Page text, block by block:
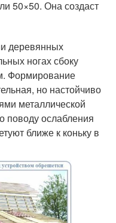
50×50. Она создаст
деревянных
ногах сбоку
Формирование
но настойчиво
металлической
поводу ослабления
ближе к коньку в